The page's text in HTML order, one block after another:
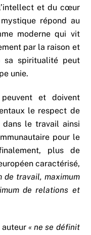
et du cœur
répond au
moderne qui vit
par la raison et
sa spiritualité peut
unie.
et doivent
le respect de
le travail ainsi
pour le
plus de
caractérisé,
de travail, maximum
de relations et
auteur« ne se définit